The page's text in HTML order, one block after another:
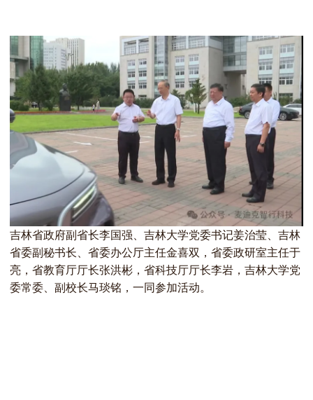
吉林省政府副省长李国强、吉林大学党委书记姜治莹、吉林
省委副秘书长、省委办公厅主任金喜双，省委政研室主任于
亮，省教育厅厅长张洪彬，省科技厅厅长李岩，吉林大学党
委常委、副校长马琰铭，一同参加活动。